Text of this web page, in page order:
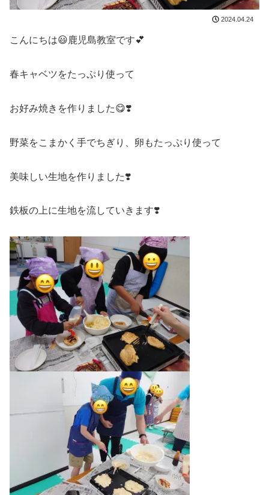
2024.04.24
こんにちは😃鹿児島教室です💕
春キャベツをたっぷり使って
お好み焼きを作りました😋❣️
野菜をこまかく手でちぎり、卵もたっぷり使って
美味しい生地を作りました❣️
鉄板の上に生地を流していきます❣️